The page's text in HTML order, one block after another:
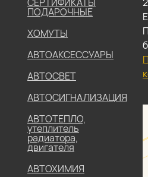
ПОДАРОЧНЫЕ
ХОМУТЫ
АВТОАКСЕССУАРЫ
АВТОСВЕТ
АВТОСИГНАЛИЗАЦИЯ
АВТОТЕПЛО,
утеплитель
радиатора,
двигателя
АВТОХИМИЯ